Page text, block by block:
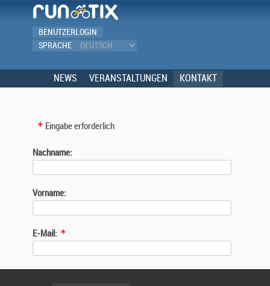
BENUTZERLOGIN
SPRACHE
NEWS VERANSTALTUNGEN KONTAKT
Eingabe erforderlich
Nachname:
Vorname:
E-Mail: